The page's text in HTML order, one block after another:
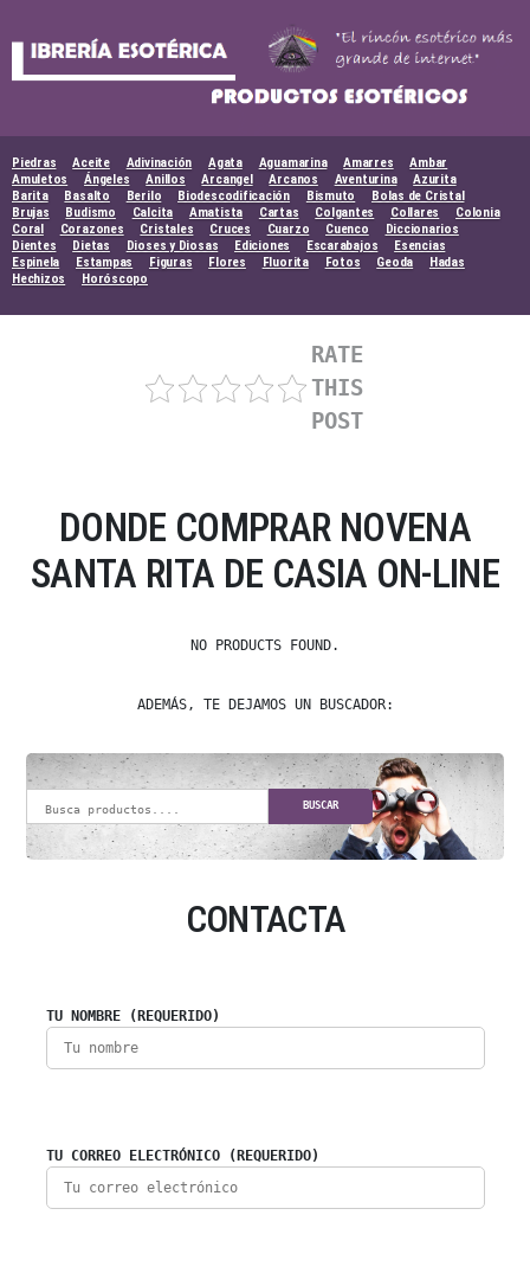
Piedras Aceite Adivinación Agata Aguamarina Amarres
Ambar
Amuletos
Ángeles Anillos Arcangel Arcanos Aventurina
Azurita
Barita
Basalto Berilo Biodescodificación Bismuto
Bolas de Cristal
Brujas
Budismo Calcita Amatista Cartas Colgantes Collares
Colonia
Coral
Corazones Cristales Cruces Cuarzo Cuenco
Diccionarios
Dientes
Dietas Dioses y Diosas Ediciones Escarabajos
Esencias
Espinela
Estampas Figuras Flores Fluorita Fotos Geoda
Hadas
Hechizos
Horóscopo
RATE
THIS
POST
DONDE COMPRAR NOVENA
SANTA RITA DE CASIA ON-LINE
NO PRODUCTS FOUND.
ADEMÁS, TE DEJAMOS UN BUSCADOR:
BUSCAR
CONTACTA
TU NOMBRE (REQUERIDO)
TU CORREO ELECTRÓNICO (REQUERIDO)